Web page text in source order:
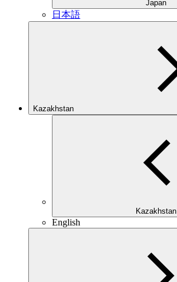
Japan
日本語
Kazakhstan
Kazakhstan
English